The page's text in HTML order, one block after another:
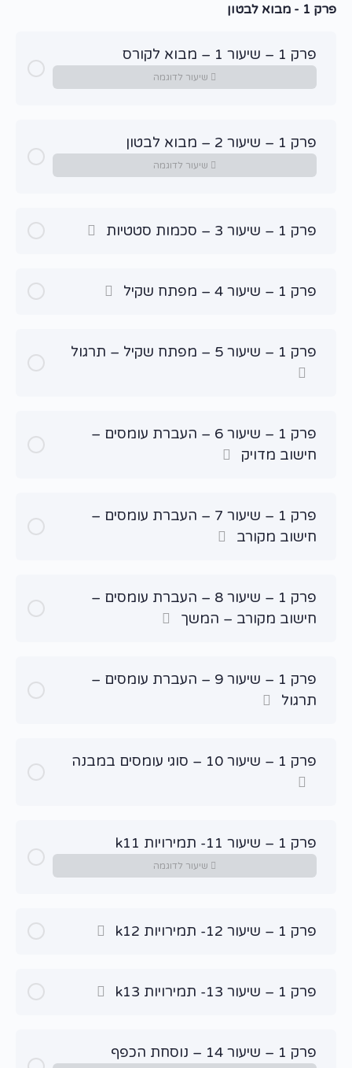
פרק 1 - מבוא לבטון
פרק 1 – שיעור 1 – מבוא לקורס
שיעור לדוגמה
פרק 1 – שיעור 2 – מבוא לבטון
שיעור לדוגמה
פרק 1 – שיעור 3 – סכמות סטטיות
פרק 1 – שיעור 4 – מפתח שקיל
פרק 1 – שיעור 5 – מפתח שקיל – תרגול
פרק 1 – שיעור 6 – העברת עומסים –
חישוב מדויק
פרק 1 – שיעור 7 – העברת עומסים –
חישוב מקורב
פרק 1 – שיעור 8 – העברת עומסים –
חישוב מקורב – המשך
פרק 1 – שיעור 9 – העברת עומסים –
תרגול
פרק 1 – שיעור 10 – סוגי עומסים במבנה
פרק 1 – שיעור 11- תמירויות k11
שיעור לדוגמה
פרק 1 – שיעור 12- תמירויות k12
פרק 1 – שיעור 13- תמירויות k13
פרק 1 – שיעור 14 – נוסחת הכפף